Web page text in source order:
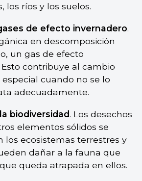
los ríos y los suelos.
de efecto invernadero.
en descomposición
un gas de efecto
contribuye al cambio
cuando no se lo
adecuadamente.
biodiversidad. Los desechos
elementos sólidos se
los ecosistemas terrestres y
dañar a la fauna que
queda atrapada en ellos.